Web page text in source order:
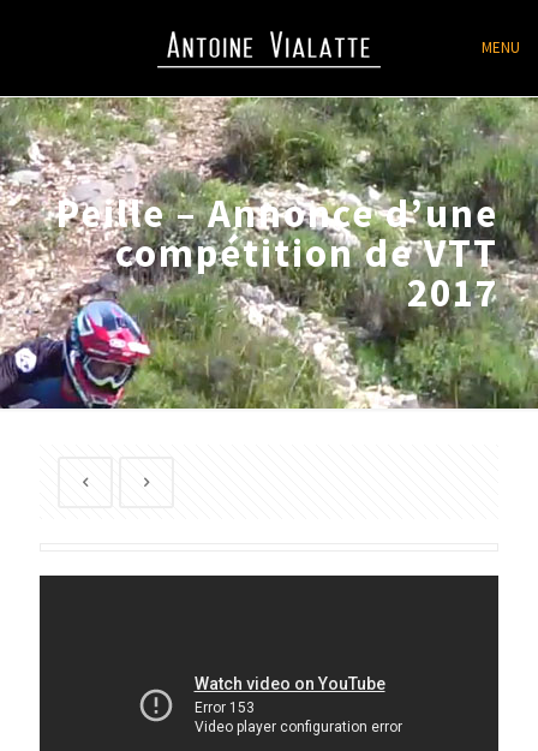
MENU
Peille – Annonce d’une
compétition de VTT
2017